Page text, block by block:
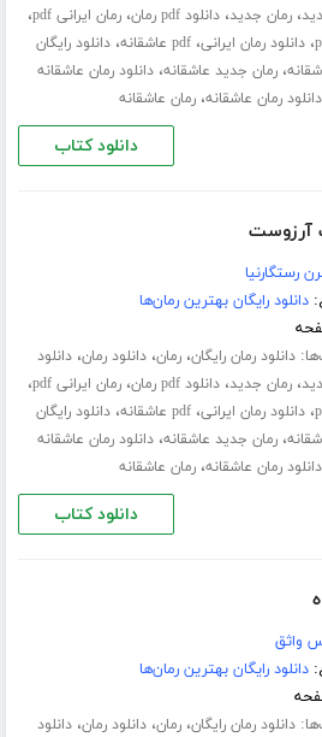
،رمان جدید،دانلود pdf رمان ،رمان ایرانی pdf ،
،دانلود رمان ایرانی،pdf عاشقانه ،دانلود رایگان
،رمان جدید عاشقانه،دانلود رمان عاشقانه
دانلود رمان عاشقانه،رمان عاشقانه
دانلود کتاب
آرزوست
رستگارنیا
دانلود رایگان بهترین رمان‌ها
دانلود رمان رایگان،رمان،دانلود رمان،دانلود
،رمان جدید،دانلود pdf رمان ،رمان ایرانی pdf ،
،دانلود رمان ایرانی،pdf عاشقانه ،دانلود رایگان
،رمان جدید عاشقانه،دانلود رمان عاشقانه
دانلود رمان عاشقانه،رمان عاشقانه
دانلود کتاب
واثق
دانلود رایگان بهترین رمان‌ها
دانلود رمان رایگان،رمان،دانلود رمان،دانلود